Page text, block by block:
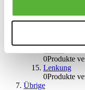
0
0Produkte
Lenkung
0Produkte
Übrige